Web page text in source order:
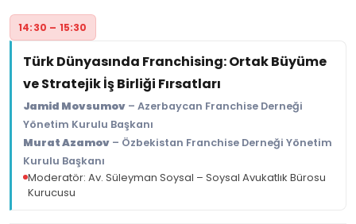
14:30 – 15:30
Türk Dünyasında Franchising: Ortak Büyüme
ve Stratejik İş Birliği Fırsatları
Jamid Movsumov – Azerbaycan Franchise Derneği
Yönetim Kurulu Başkanı
Murat Azamov – Özbekistan Franchise Derneği Yönetim
Kurulu Başkanı
Moderatör: Av. Süleyman Soysal – Soysal Avukatlık Bürosu
Kurucusu